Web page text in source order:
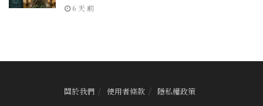
6 天 前
關於我們 使用者條款 隱私權政策